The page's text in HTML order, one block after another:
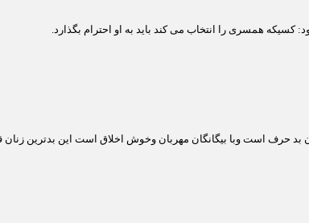
همسری را انتخاب می کند باید به او احترام بگذارد.
حرف است وبا بیگانگان مهربان وخوش اخلاق است این بدترین زنان